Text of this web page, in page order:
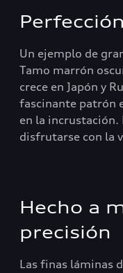
Un ejemplo de
Tamo marrón
crece en Japón y
fascinante patrón
en la incrustación.
disfrutarse con la
Hecho a
precisión
Las finas láminas